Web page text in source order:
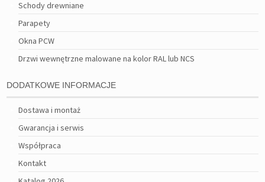
Schody drewniane
Parapety
Okna PCW
Drzwi wewnętrzne malowane na kolor RAL lub NCS
DODATKOWE INFORMACJE
Dostawa i montaż
Gwarancja i serwis
Współpraca
Kontakt